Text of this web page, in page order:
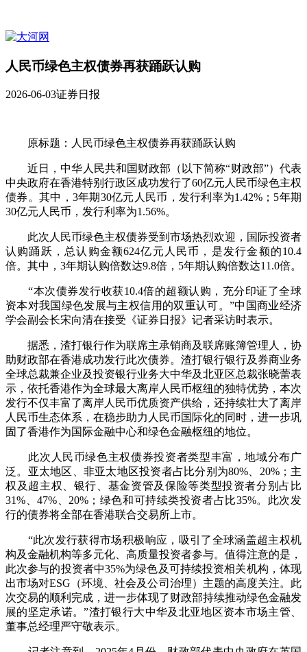
人民币绿色主权债券再获踊跃认购
2026-06-03证券日报
原标题：人民币绿色主权债券再获踊跃认购
近日，中华人民共和国财政部（以下简称“财政部”）代表
中央政府在香港特别行政区成功发行了60亿元人民币绿色主权
债券。其中，3年期30亿元人民币，发行利率为1.42%；5年期
30亿元人民币，发行利率为1.56%。
此次人民币绿色主权债券受到市场热烈欢迎，国际投资者
认购踊跃，总认购金额624亿元人民币，是发行金额的10.4
倍。其中，3年期认购倍数达9.8倍，5年期认购倍数达11.0倍。
“本次债券发行收获10.4倍的超额认购，充分印证了全球
资本对我国绿色发展与主权信用的双重认可。”中国商业经济
学会副会长宋向清在接受《证券日报》记者采访时表示。
据悉，渣打银行作为联席主承销商及联席账簿管理人，协
助财政部在香港成功发行此次债券。渣打银行银行及券商业务
全球总裁兼企业及投资银行业务大中华及北亚区总裁张晓蕾表
示，依托香港作为全球最大离岸人民币枢纽的独特优势，本次
发行不仅丰富了离岸人民币优质资产供给，还持续壮大了离岸
人民币生态体系，在稳步助力人民币国际化的同时，进一步巩
固了香港作为国际金融中心和绿色金融枢纽的地位。
此次人民币绿色主权债券投资者类型丰富，地域分布广
泛。亚太地区、非亚太地区投资者占比分别为80%、20%；主
权及超主权、银行、基金资管及保险等类型投资者分别占比
31%、47%、20%；绿色和可持续类投资者占比35%。此次发
行的债券将全部在香港联合交易所上市。
“此次发行获得市场积极响应，吸引了全球涵盖超主权机
构及金融机构等多元化、高质量投资者参与。值得注意的是，
此次参与的投资者中35%为绿色及可持续投资相关机构，体现
出市场对ESG（环境、社会及公司治理）主题的高度关注。此
次交易的顺利完成，进一步体现了财政部持续推动绿色金融发
展的坚定承诺。”渣打银行大中华及北亚地区资本市场主管、
董事总经理严守敬表示。